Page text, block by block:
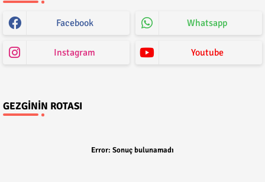
Facebook Whatsapp
Instagram Youtube
GEZGININ ROTASI
Error: Sonuç bulunamadı